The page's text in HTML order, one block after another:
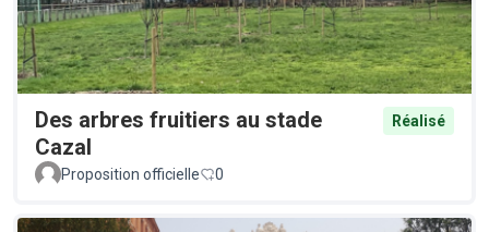
Des arbres fruitiers au stade
Cazal
Réalisé
Proposition officielle 0